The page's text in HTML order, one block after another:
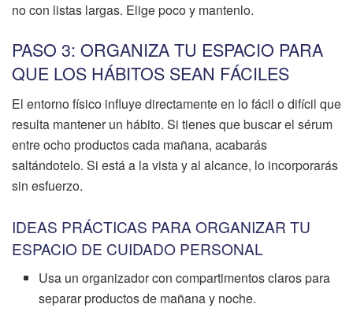
no con listas largas. Elige poco y mantenlo.
PASO 3: ORGANIZA TU ESPACIO PARA
QUE LOS HÁBITOS SEAN FÁCILES
El entorno físico influye directamente en lo fácil o difícil que
resulta mantener un hábito. Si tienes que buscar el sérum
entre ocho productos cada mañana, acabarás
saltándotelo. Si está a la vista y al alcance, lo incorporarás
sin esfuerzo.
IDEAS PRÁCTICAS PARA ORGANIZAR TU
ESPACIO DE CUIDADO PERSONAL
Usa un organizador con compartimentos claros para
separar productos de mañana y noche.